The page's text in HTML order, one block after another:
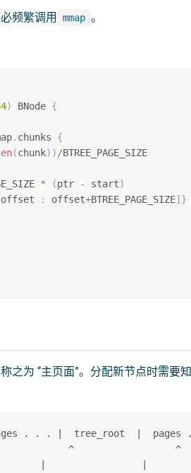
频繁调用 mmap 。
) BNode {
. chunks {
(chunk) ) /BTREE_PAGE_SIZE
* (ptr - start)
offset : offset+BTREE_PAGE_SIZE]}
之为 “主页面”。分配新节点时需要
. . . |  tree_root  |
|                 ^                  ^